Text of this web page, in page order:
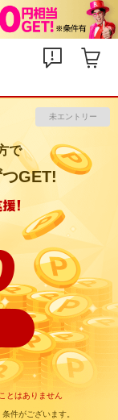
未エントリー
で
GET!
とはありません
件がございます。